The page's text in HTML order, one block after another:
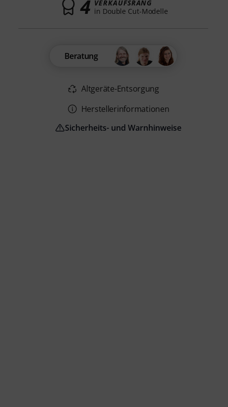
4 VERKAUFSRANG
in Double Cut-Modelle
Beratung
Altgeräte-Entsorgung
Herstellerinformationen
Sicherheits- und Warnhinweise